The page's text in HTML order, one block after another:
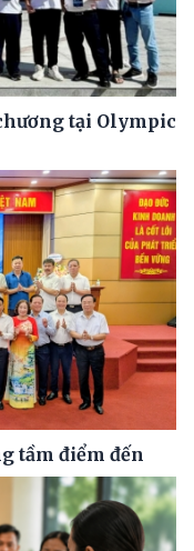
tại Olympic
tầm điểm đến